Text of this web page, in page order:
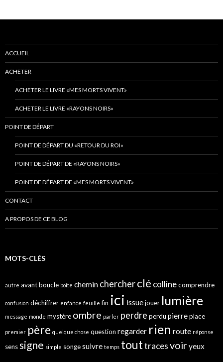
ACCUEIL
ACHETER
ACHETER LE LIVRE «MES MORTS VIVENT»
ACHETER LE LIVRE «RAYONS NOIRS»
POINT DE DÉPART
POINT DE DÉPART DU «RETOUR DU ROI»
POINT DE DÉPART DE «RAYONS NOIRS»
POINT DE DÉPART DE «MES MORTS VIVENT»
CONTACT
A PROPOS DE CE BLOG
MOTS-CLÉS
autre avantboucle boîte chemin chercherclé collinecomprendre
confusion déchiffrer enfance feuille fin ici issuejouer lumière
message monde mystère ombre parler perdre perdu pierreplace
premier père quelque chose question regarder rien route réponse
senssigne simple songesuivre temps touttracesvoir yeux